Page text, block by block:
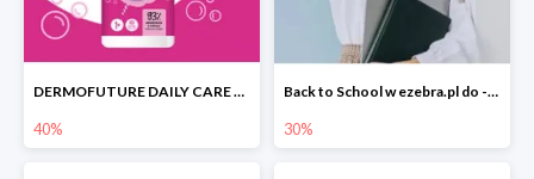
DERMOFUTURE DAILY CARE żel do mycia 3w1 dla dzieci
40%
Back to School w ezebra.pl do -30%
30%